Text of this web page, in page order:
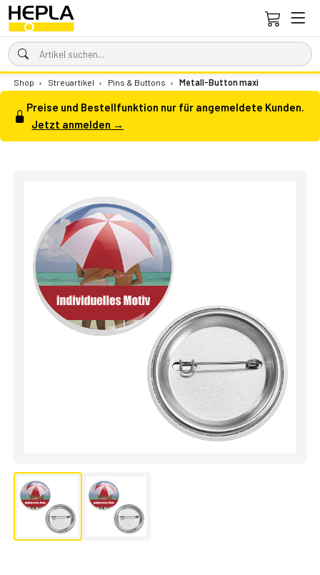
Shop › Streuartikel › Pins & Buttons › Metall-Button maxi
Preise und Bestellfunktion nur für angemeldete Kunden.
Jetzt anmelden →